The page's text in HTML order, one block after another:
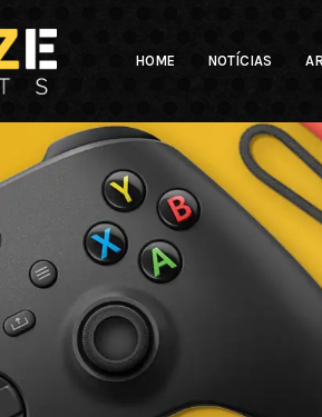
HOME NOTÍCIAS